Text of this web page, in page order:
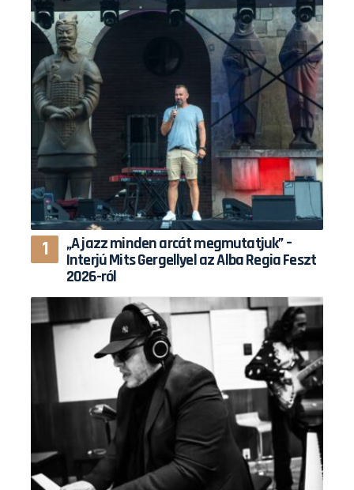
„A jazz minden arcát megmutatjuk” –
Interjú Mits Gergellyel az Alba Regia Feszt
2026-ról